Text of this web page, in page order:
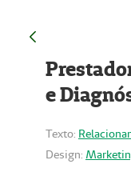
e
Texto:
Design: